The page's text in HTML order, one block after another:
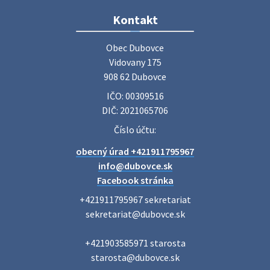
Zájazd do Veľkého Medera
Základná organizácia Únie žien Slovenska Dubovce
srdečne pozýva svoje členky, ich rodinných príslušníkov aj
priateľov na jednodňový zájazd na termálne kúpalisko
Poradne komplexnej pomoci
diskrétne komplexné odborné poradenstvo. Tím
odborníkov Vám pomôžte nájsť riešenie v piatich kľúčových
oblastiach: právo rodina a v…
Voľby do orgánov samosprávnych krajov 2026 V obci
Kontakt
Obec Dubovce
Vidovany 175
908 62 Dubovce
IČO: 00309516
DIČ: 2021065706
Číslo účtu:
obecný úrad +421911795967
info@dubovce.sk
Facebook stránka
+421911795967 sekretariat
sekretariat@dubovce.sk
+421903585971 starosta
starosta@dubovce.sk